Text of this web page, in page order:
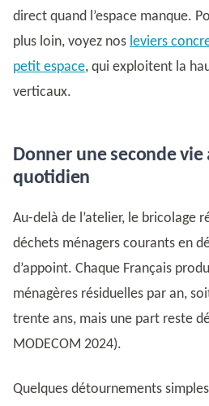
direct quand l’espace manque.
plus loin, voyez nos leviers
petit espace, qui exploitent la
verticaux.
Donner une seconde
quotidien
Au-delà de l’atelier, le bricolage
déchets ménagers courants en
d’appoint. Chaque Français
ménagères résiduelles par an,
trente ans, mais une part reste
MODECOM 2024).
Quelques détournements